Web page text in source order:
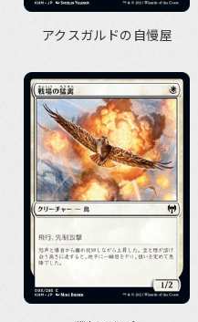
アクスガルドの自慢屋